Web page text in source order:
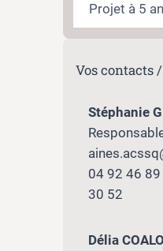
Projet à 5
Vos contacts
Stéphanie
04 92 46
30 52
Délia